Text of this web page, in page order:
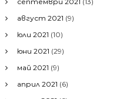
август 2021 (9)
юли 2021 (10)
юни 2021 (29)
май 2021 (9)
април 2021 (6)